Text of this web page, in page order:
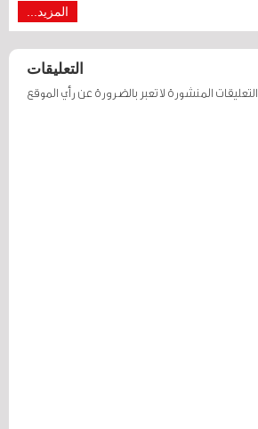
المزيد...
التعليقات
التعليقات المنشورة لا تعبر بالضرورة عن رأي الموقع